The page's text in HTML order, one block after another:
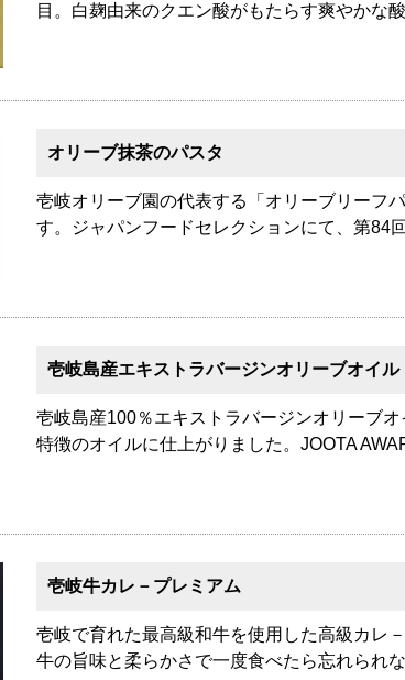
目。白麹由来のクエン酸がもたらす爽やかな
オリーブ抹茶のパスタ
壱岐オリーブ園の代表する「オリーブリーフ
す。ジャパンフードセレクションにて、第84
壱岐島産エキストラバージンオリーブオイル
壱岐島産100％エキストラバージンオリーブ
特徴のオイルに仕上がりました。JOOTA
壱岐牛カレ－プレミアム
壱岐で育れた最高級和牛を使用した高級カレ
牛の旨味と柔らかさで一度食べたら忘れられな